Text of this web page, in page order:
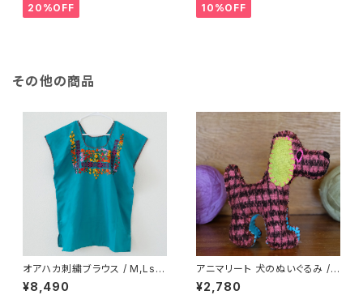
20%OFF 10%OFF
その他の商品
オアハカ刺繍ブラウス / M,Lsiz
e /212_c/ MEXICO メキシコ
¥8,490
アニマリート 犬のぬいぐるみ /2
39c/ MEXICO メキシコ
¥2,780